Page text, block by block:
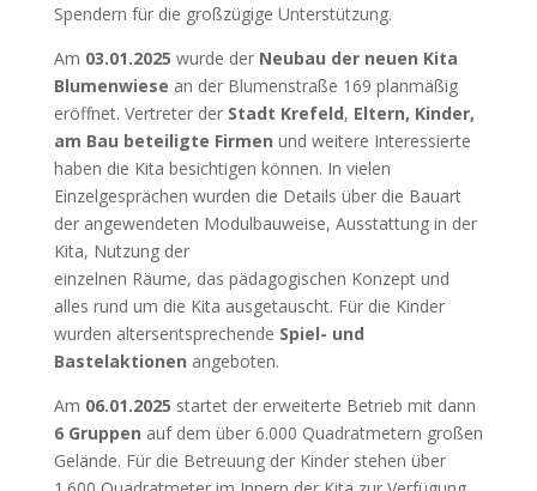
Spendern für die großzügige Unterstützung.
Am 03.01.2025 wurde der Neubau der neuen Kita
Blumenwiese an der Blumenstraße 169 planmäßig
eröffnet. Vertreter der Stadt Krefeld, Eltern, Kinder,
am Bau beteiligte Firmen und weitere Interessierte
haben die Kita besichtigen können. In vielen
Einzelgesprächen wurden die Details über die Bauart
der angewendeten Modulbauweise, Ausstattung in der
Kita, Nutzung der
einzelnen Räume, das pädagogischen Konzept und
alles rund um die Kita ausgetauscht. Für die Kinder
wurden altersentsprechende Spiel- und
Bastelaktionen angeboten.
Am 06.01.2025 startet der erweiterte Betrieb mit dann
6 Gruppen auf dem über 6.000 Quadratmetern großen
Gelände. Für die Betreuung der Kinder stehen über